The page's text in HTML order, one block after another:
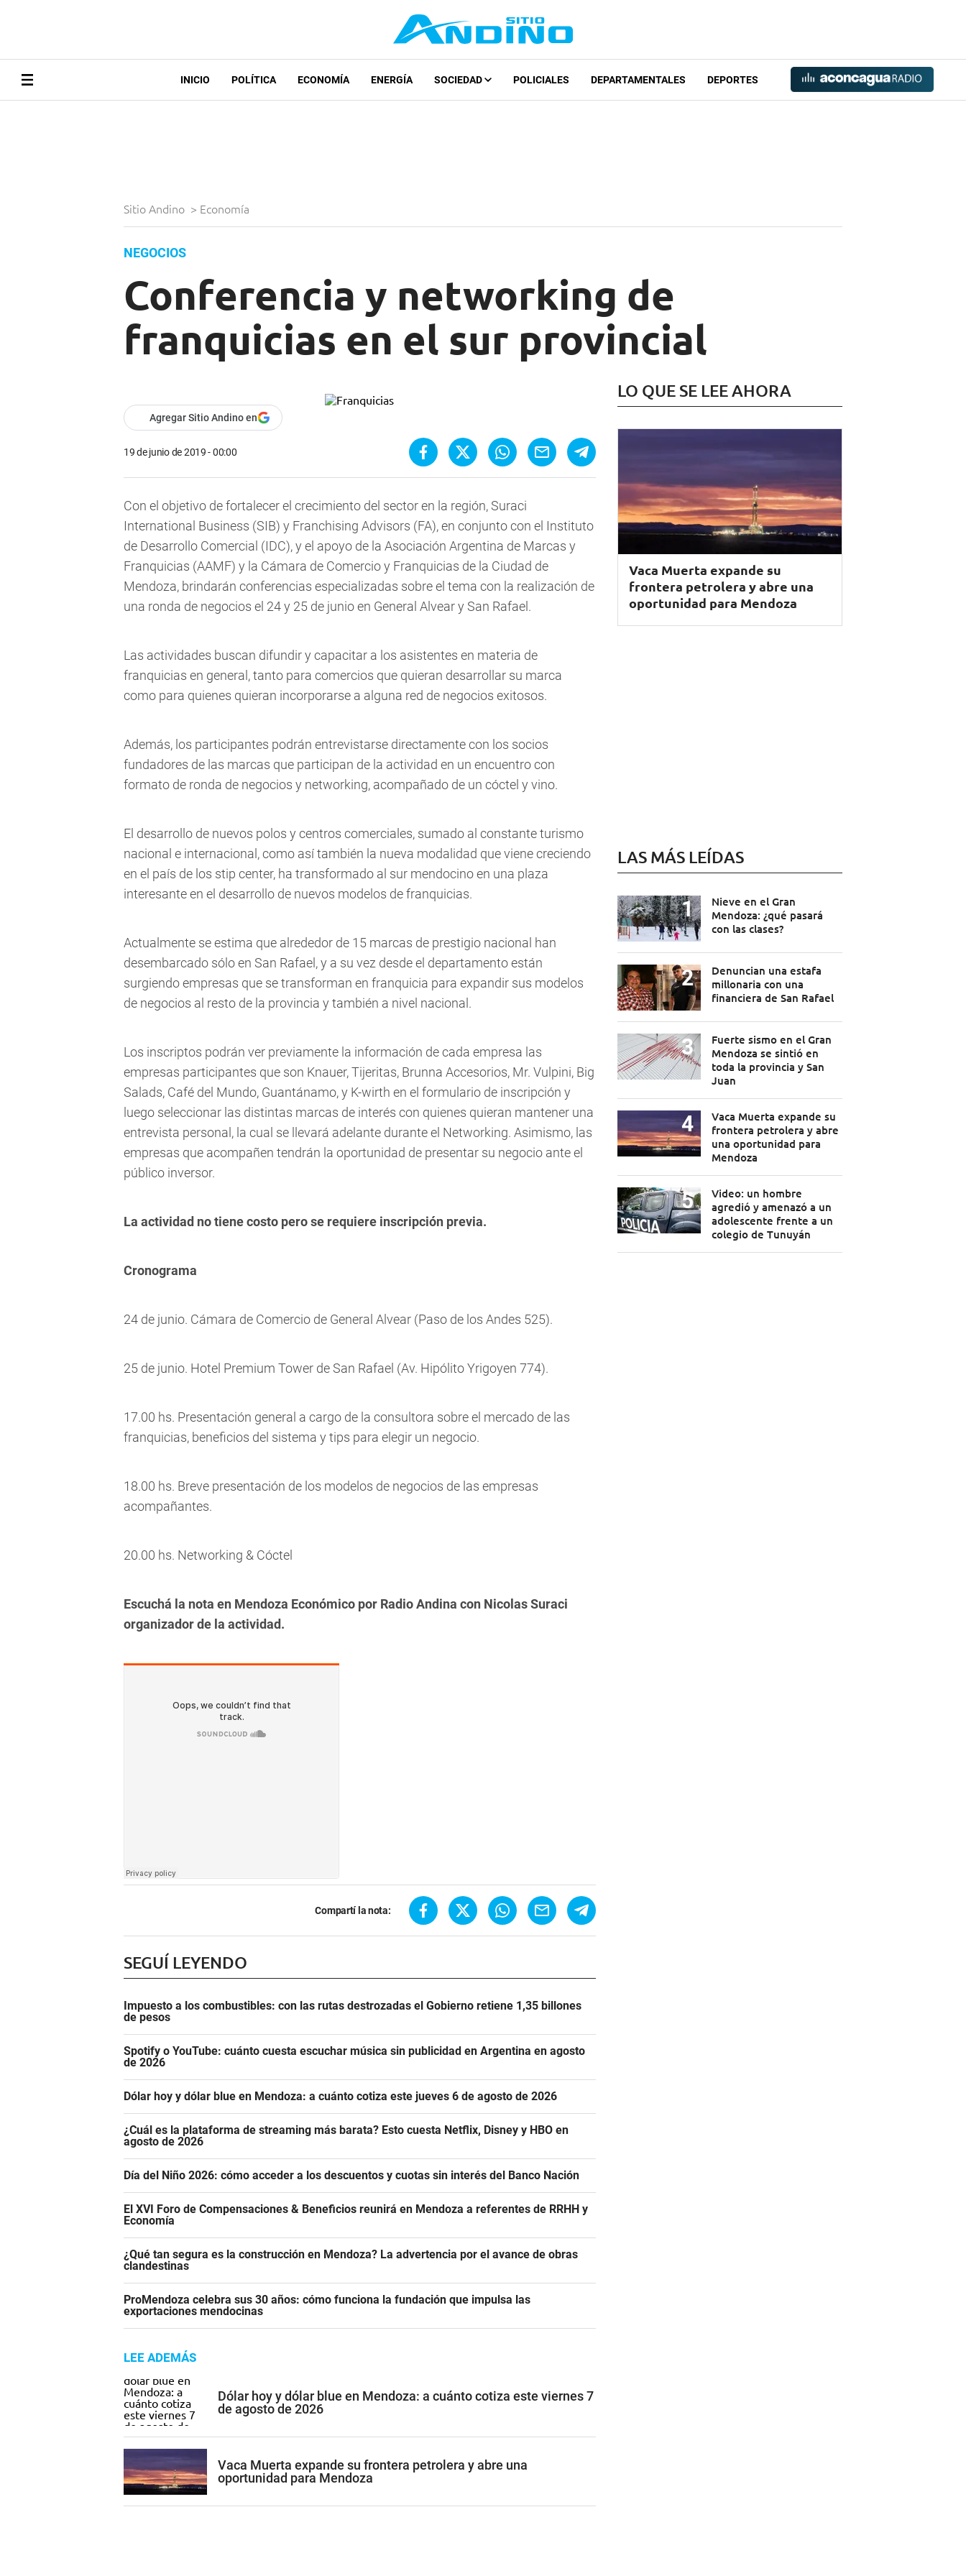
INICIO POLÍTICA ECONOMÍA ENERGÍA SOCIEDAD POLICIALES DEPARTAMENTALES DEPORTES
Sitio Andino > Economía
NEGOCIOS
Conferencia y networking de
franquicias en el sur provincial
Agregar Sitio Andino en
19 de junio de 2019 - 00:00
Con el objetivo de fortalecer el crecimiento del sector en la región, Suraci
International Business (SIB) y Franchising Advisors (FA), en conjunto con el Instituto
de Desarrollo Comercial (IDC), y el apoyo de la Asociación Argentina de Marcas y
Franquicias (AAMF) y la Cámara de Comercio y Franquicias de la Ciudad de
Mendoza, brindarán conferencias especializadas sobre el tema con la realización de
una ronda de negocios el 24 y 25 de junio en General Alvear y San Rafael.
Las actividades buscan difundir y capacitar a los asistentes en materia de
franquicias en general, tanto para comercios que quieran desarrollar su marca
como para quienes quieran incorporarse a alguna red de negocios exitosos.
Además, los participantes podrán entrevistarse directamente con los socios
fundadores de las marcas que participan de la actividad en un encuentro con
formato de ronda de negocios y networking, acompañado de un cóctel y vino.
El desarrollo de nuevos polos y centros comerciales, sumado al constante turismo
nacional e internacional, como así también la nueva modalidad que viene creciendo
en el país de los stip center, ha transformado al sur mendocino en una plaza
interesante en el desarrollo de nuevos modelos de franquicias.
Actualmente se estima que alrededor de 15 marcas de prestigio nacional han
desembarcado sólo en San Rafael, y a su vez desde el departamento están
surgiendo empresas que se transforman en franquicia para expandir sus modelos
de negocios al resto de la provincia y también a nivel nacional.
Los inscriptos podrán ver previamente la información de cada empresa las
empresas participantes que son Knauer, Tijeritas, Brunna Accesorios, Mr. Vulpini, Big
Salads, Café del Mundo, Guantánamo, y K-wirth en el formulario de inscripción y
luego seleccionar las distintas marcas de interés con quienes quieran mantener una
entrevista personal, la cual se llevará adelante durante el Networking. Asimismo, las
empresas que acompañen tendrán la oportunidad de presentar su negocio ante el
público inversor.
La actividad no tiene costo pero se requiere inscripción previa.
Cronograma
24 de junio. Cámara de Comercio de General Alvear (Paso de los Andes 525).
25 de junio. Hotel Premium Tower de San Rafael (Av. Hipólito Yrigoyen 774).
17.00 hs. Presentación general a cargo de la consultora sobre el mercado de las
franquicias, beneficios del sistema y tips para elegir un negocio.
18.00 hs. Breve presentación de los modelos de negocios de las empresas
acompañantes.
20.00 hs. Networking & Cóctel
Escuchá la nota en Mendoza Económico por Radio Andina con Nicolas Suraci
organizador de la actividad.
Compartí la nota:
SEGUÍ LEYENDO
Impuesto a los combustibles: con las rutas destrozadas el Gobierno retiene 1,35 billones
de pesos
Spotify o YouTube: cuánto cuesta escuchar música sin publicidad en Argentina en agosto
de 2026
Dólar hoy y dólar blue en Mendoza: a cuánto cotiza este jueves 6 de agosto de 2026
¿Cuál es la plataforma de streaming más barata? Esto cuesta Netflix, Disney y HBO en
agosto de 2026
Día del Niño 2026: cómo acceder a los descuentos y cuotas sin interés del Banco Nación
El XVI Foro de Compensaciones & Beneficios reunirá en Mendoza a referentes de RRHH y
Economía
¿Qué tan segura es la construcción en Mendoza? La advertencia por el avance de obras
clandestinas
ProMendoza celebra sus 30 años: cómo funciona la fundación que impulsa las
exportaciones mendocinas
LEE ADEMÁS
Dólar hoy y dólar blue en Mendoza: a cuánto cotiza este viernes 7
de agosto de 2026
Vaca Muerta expande su frontera petrolera y abre una
oportunidad para Mendoza
LO QUE SE LEE AHORA
Vaca Muerta expande su
frontera petrolera y abre una
oportunidad para Mendoza
LAS MÁS LEÍDAS
Nieve en el Gran
Mendoza: ¿qué pasará
con las clases?
Denuncian una estafa
millonaria con una
financiera de San Rafael
Fuerte sismo en el Gran
Mendoza se sintió en
toda la provincia y San
Juan
Vaca Muerta expande su
frontera petrolera y abre
una oportunidad para
Mendoza
Video: un hombre
agredió y amenazó a un
adolescente frente a un
colegio de Tunuyán